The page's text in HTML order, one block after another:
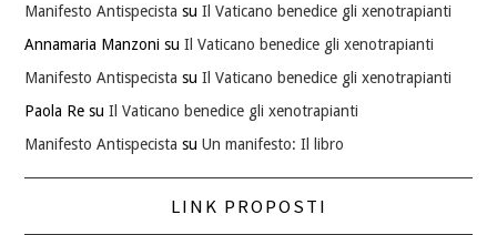
Manifesto Antispecista suIl Vaticano benedice gli xenotrapianti
Annamaria Manzoni suIl Vaticano benedice gli xenotrapianti
Manifesto Antispecista suIl Vaticano benedice gli xenotrapianti
Paola Re suIl Vaticano benedice gli xenotrapianti
Manifesto Antispecista suUn manifesto: Il libro
LINK PROPOSTI